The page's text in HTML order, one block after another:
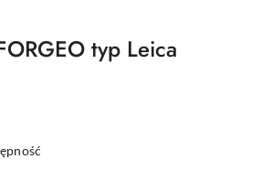
typ Leica